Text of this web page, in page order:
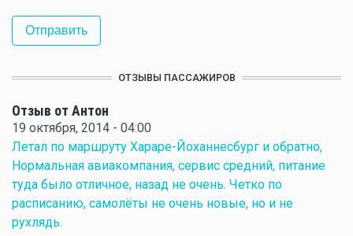
ОТЗЫВЫ ПАССАЖИРОВ
Отзыв от Антон
19 октября, 2014 - 04:00
Летал по маршруту Хараре-Йоханнесбург и обратно,
Нормальная авиакомпания, сервис средний, питание
туда было отличное, назад не очень. Четко по
расписанию, самолёты не очень новые, но и не
рухлядь.